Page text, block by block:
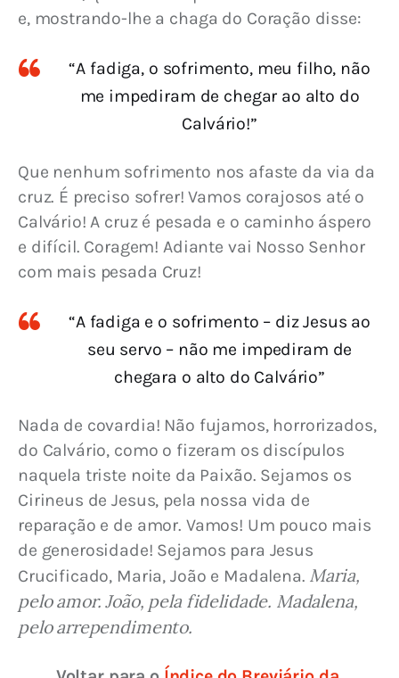
e, mostrando-lhe a chaga do Coração disse:
“A fadiga, o sofrimento, meu filho, não
me impediram de chegar ao alto do
Calvário!”
Que nenhum sofrimento nos afaste da via da
cruz. É preciso sofrer! Vamos corajosos até o
Calvário! A cruz é pesada e o caminho áspero
e difícil. Coragem! Adiante vai Nosso Senhor
com mais pesada Cruz!
“A fadiga e o sofrimento – diz Jesus ao
seu servo – não me impediram de
chegara o alto do Calvário”
Nada de covardia! Não fujamos, horrorizados,
do Calvário, como o fizeram os discípulos
naquela triste noite da Paixão. Sejamos os
Cirineus de Jesus, pela nossa vida de
reparação e de amor. Vamos! Um pouco mais
de generosidade! Sejamos para Jesus
Crucificado, Maria, João e Madalena. Maria,
pelo amor. João, pela fidelidade. Madalena,
pelo arrependimento.